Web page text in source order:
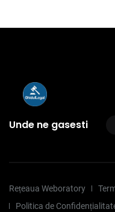
Unde ne gasesti
Rețeaua Weboratory
Politica de